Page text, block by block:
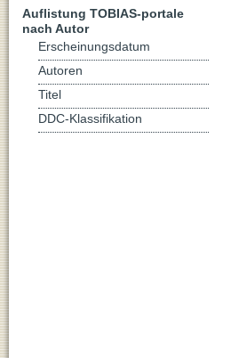
Auflistung TOBIAS-portale
nach Autor
Erscheinungsdatum
Autoren
Titel
DDC-Klassifikation